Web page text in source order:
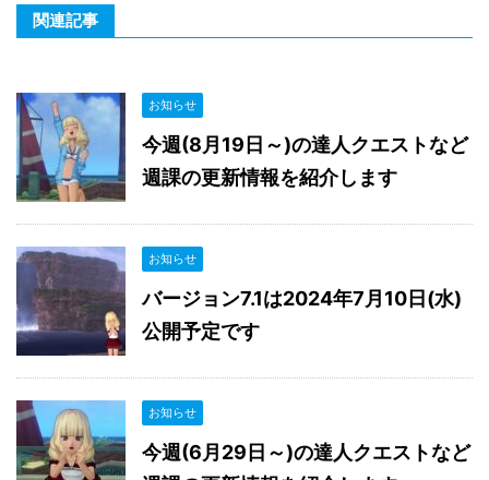
関連記事
お知らせ
今週(8月19日～)の達人クエストなど
週課の更新情報を紹介します
お知らせ
バージョン7.1は2024年7月10日(水)
公開予定です
お知らせ
今週(6月29日～)の達人クエストなど